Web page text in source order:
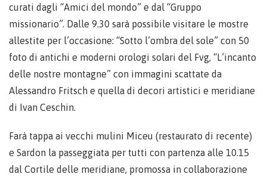
curati dagli “Amici del mondo” e dal “Gruppo
missionario”. Dalle 9.30 sarà possibile visitare le mostre
allestite per l’occasione: “Sotto l’ombra del sole” con 50
foto di antichi e moderni orologi solari del Fvg, “L’incanto
delle nostre montagne” con immagini scattate da
Alessandro Fritsch e quella di decori artistici e meridiane
di Ivan Ceschin.
Farà tappa ai vecchi mulini Miceu (restaurato di recente)
e Sardon la passeggiata per tutti con partenza alle 10.15
dal Cortile delle meridiane, promossa in collaborazione